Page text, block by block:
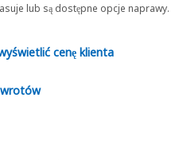
lub są dostępne opcje naprawy.
cenę klienta